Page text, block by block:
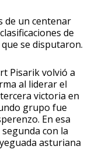
de un centenar
de
se disputaron.
Pisarik volvió a
al liderar el
victoria en
grupo fue
En esa
con la
asturiana